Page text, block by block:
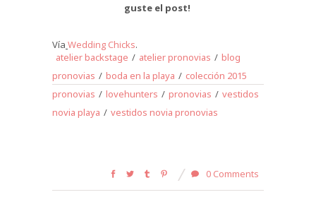
guste el post!
Vía Wedding Chicks.
atelier backstage / atelier pronovias / blog
pronovias / boda en la playa / colección 2015
pronovias / lovehunters / pronovias / vestidos
novia playa / vestidos novia pronovias
0 Comments